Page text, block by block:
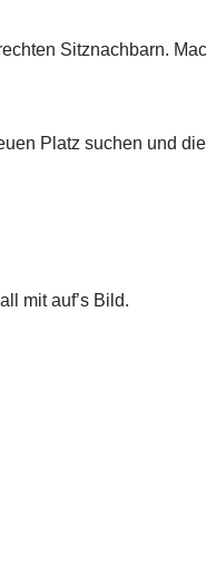
Sitznachbarn.
Platz suchen und
mit auf’s Bild.